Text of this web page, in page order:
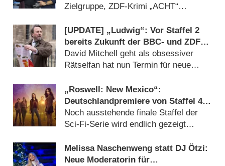
Zielgruppe, ZDF-Krimi „ACHT“
[UPDATE] „Ludwig“: Vor Staffel 2
bereits Zukunft der BBC- und ZDF-
Crimecomedy gesichert
David Mitchell geht als obsessiver
Rätselfan hat nun Termin für neue
„Roswell: New Mexico“:
Deutschlandpremiere von Staffel 4
wird tief in der Nacht versteckt
Noch ausstehende finale Staffel der
Sci-Fi-Serie wird endlich gezeigt
Melissa Naschenweng statt DJ Ötzi:
Neue Moderatorin für